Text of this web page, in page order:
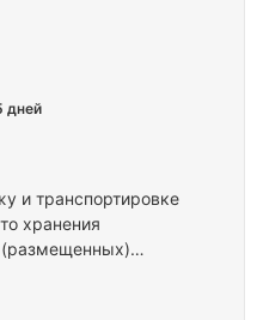
и транспортировке
хранения
(размещенных)
"Город Таганрог"
дней